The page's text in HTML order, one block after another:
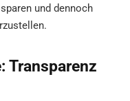
und dennoch
Transparenz